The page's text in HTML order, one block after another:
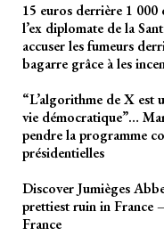
15 euros derrière 1 000
l’ex diplomate de la
accuser les fumeurs
bagarre grâce à les
“L’algorithme de X est
vie démocratique”…
pendre la programme
présidentielles
Discover Jumièges
prettiest ruin in France
France